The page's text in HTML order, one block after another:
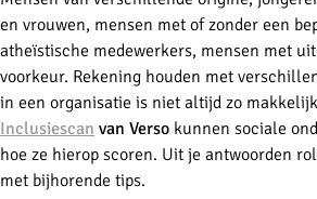
en vrouwen, mensen met of zonder een
atheïstische medewerkers, mensen met
voorkeur. Rekening houden met
in een organisatie is niet altijd zo
Inclusiescan van Verso kunnen sociale
hoe ze hierop scoren. Uit je antwoorden
met bijhorende tips.